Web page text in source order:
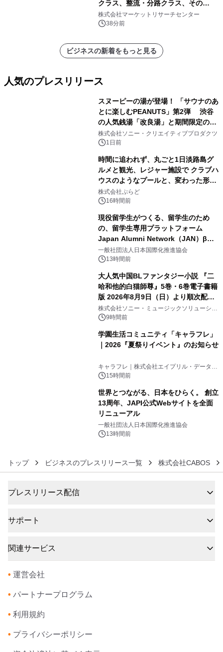
クラス、整流・分路クラス、その
他）・分析レポートを発表
株式会社マーケットリサーチセンター
38分前
ビジネスの新着をもっと見る
人気のプレスリリース
スヌーピーの湯が登場！ 「サウナのあ
とに楽しむPEANUTS」第2弾 渋谷
の人気銭湯「改良湯」と期間限定のコ
ラボレーション サウナイキタイコラ
ボグッズも発売決定！
株式会社ソニー・クリエイティブプロダクツ
1日前
時間に追われず、丸ごと1日淡路島グ
ルメと観光、レジャー施設で クラブハ
ウスのようなプールと、変わった形の
サウナも 「THE BOXY AWAJI」のお
得な素泊まり連泊プランで
株式会社ぷらど
16時間前
現役留学生がつくる、留学生のため
の、留学生専用プラットフォーム
Japan Alumni Network（JAN）β版
をリリース
一般社団法人日本国際化推進協会
13時間前
大人気中国BLファンタジー小説 『二
哈和他的白猫師尊』5巻・6巻電子書籍
版 2026年8月9日（日）より順次配信
開始
株式会社ソニー・ミュージックソリューショ
ンズ9時間前
学園生活コミュニティ「キャラフレ」
｜2026『夏祭りイベント』のお知らせ
キャラフレ｜株式会社エイプリル・データ・
デザインズ
15時間前
世界とつながる、日本をひらく。 創立
13周年、JAPI公式Webサイトを全面
リニューアル
一般社団法人日本国際化推進協会
13時間前
トップ ビジネスのプレスリリース一覧 株式会社CABOS
プレスリリース配信
サポート
関連サービス
• 運営会社
• パートナープログラム
• 利用規約
• プライバシーポリシー